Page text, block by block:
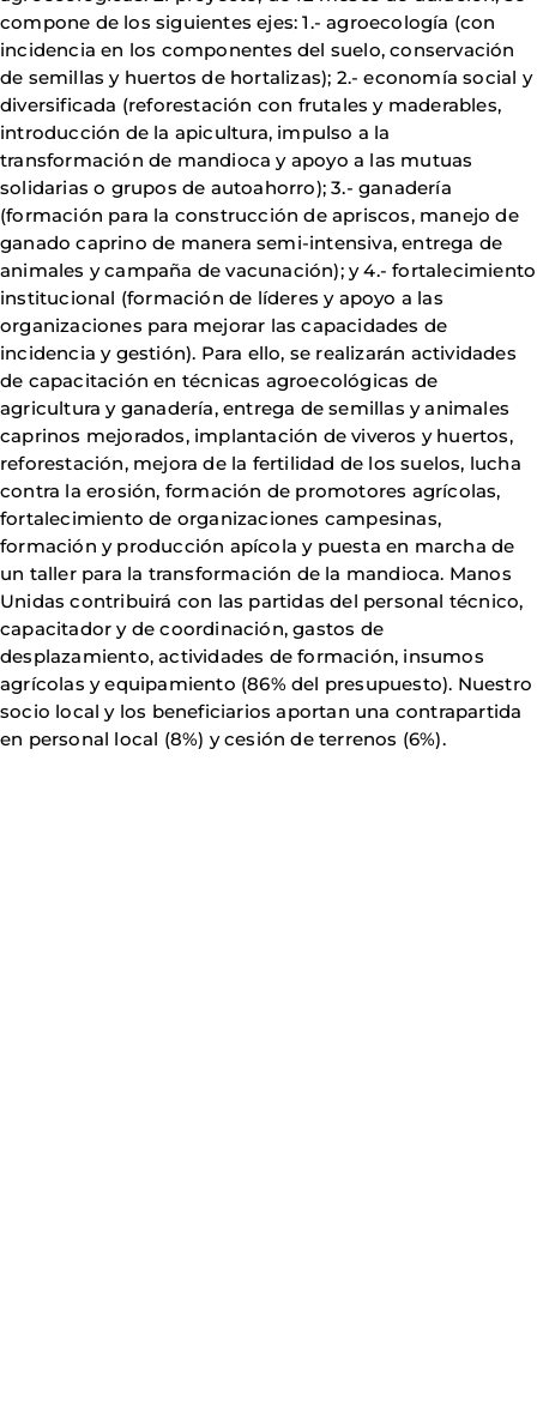
compone de los siguientes ejes: 1.- agroecología (con
incidencia en los componentes del suelo, conservación
de semillas y huertos de hortalizas); 2.- economía social y
diversificada (reforestación con frutales y maderables,
introducción de la apicultura, impulso a la
transformación de mandioca y apoyo a las mutuas
solidarias o grupos de autoahorro); 3.- ganadería
(formación para la construcción de apriscos, manejo de
ganado caprino de manera semi-intensiva, entrega de
animales y campaña de vacunación); y 4.- fortalecimiento
institucional (formación de líderes y apoyo a las
organizaciones para mejorar las capacidades de
incidencia y gestión). Para ello, se realizarán actividades
de capacitación en técnicas agroecológicas de
agricultura y ganadería, entrega de semillas y animales
caprinos mejorados, implantación de viveros y huertos,
reforestación, mejora de la fertilidad de los suelos, lucha
contra la erosión, formación de promotores agrícolas,
fortalecimiento de organizaciones campesinas,
formación y producción apícola y puesta en marcha de
un taller para la transformación de la mandioca. Manos
Unidas contribuirá con las partidas del personal técnico,
capacitador y de coordinación, gastos de
desplazamiento, actividades de formación, insumos
agrícolas y equipamiento (86% del presupuesto). Nuestro
socio local y los beneficiarios aportan una contrapartida
en personal local (8%) y cesión de terrenos (6%).